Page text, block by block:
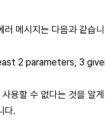
러 메시지는 다음과 같습
2 parameters, 3
용할 수 없다는 것을 알
다.